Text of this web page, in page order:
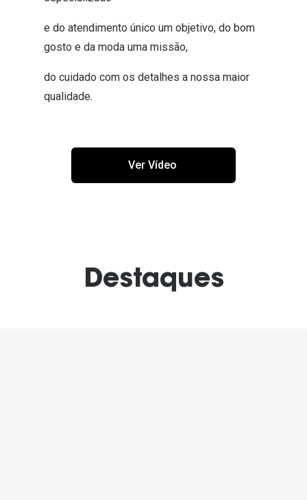
e do atendimento único um objetivo, do bom
gosto e da moda uma missão,
do cuidado com os detalhes a nossa maior
qualidade.
Ver Vídeo
Destaques